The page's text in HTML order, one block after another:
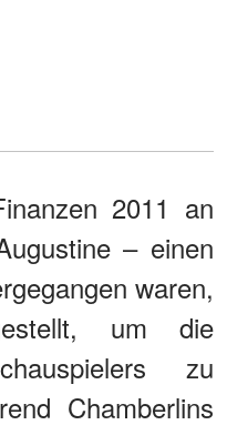
2011 an
– einen
waren,
um die
zu
Chamberlins